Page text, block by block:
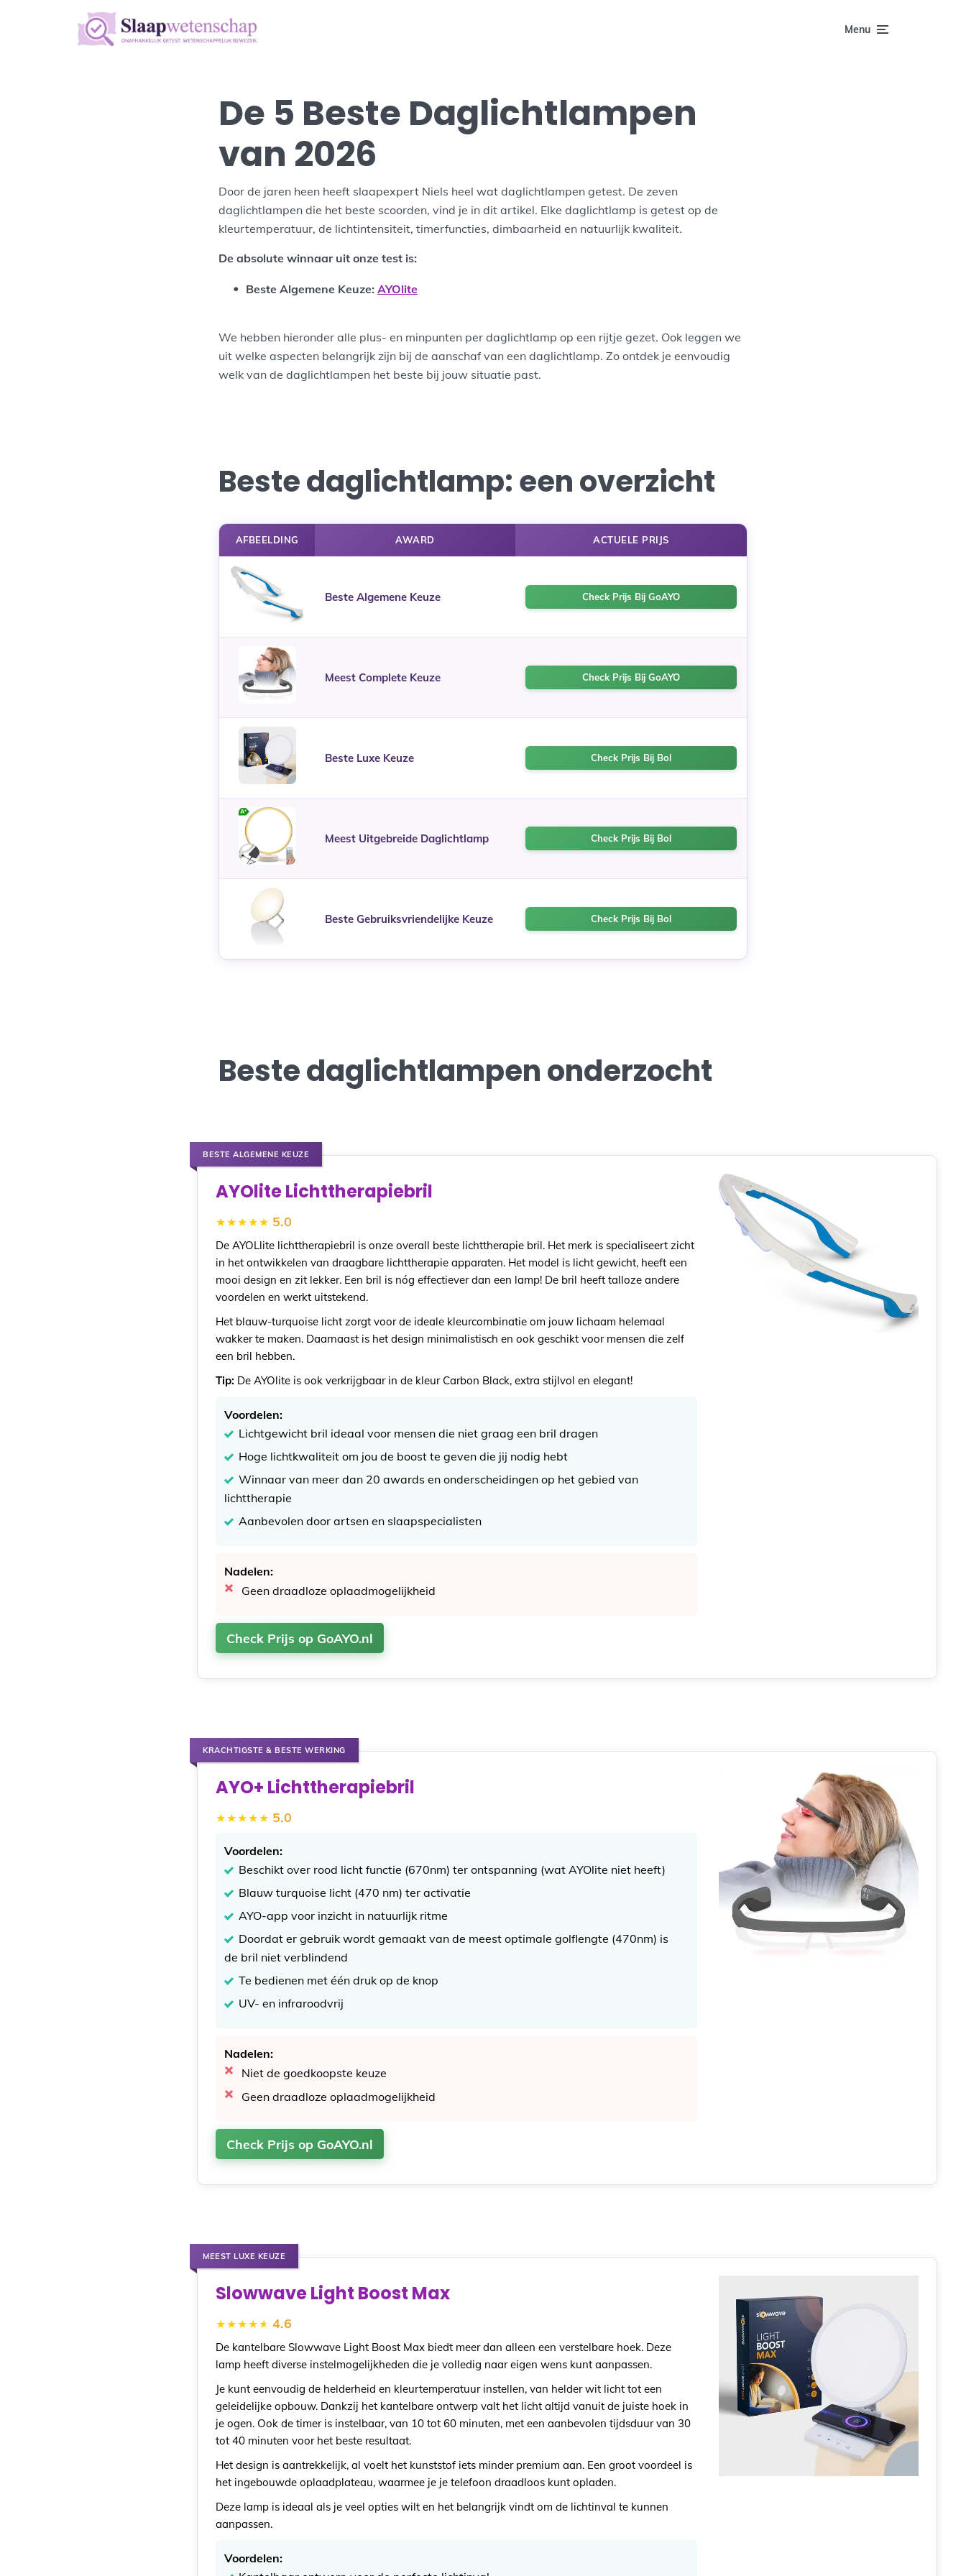
Menu
De 5 Beste Daglichtlampen
van 2026
Door de jaren heen heeft slaapexpert Niels heel wat daglichtlampen getest. De zeven
daglichtlampen die het beste scoorden, vind je in dit artikel. Elke daglichtlamp is getest op de
kleurtemperatuur, de lichtintensiteit, timerfuncties, dimbaarheid en natuurlijk kwaliteit.
De absolute winnaar uit onze test is:
Beste Algemene Keuze: AYOlite
We hebben hieronder alle plus- en minpunten per daglichtlamp op een rijtje gezet. Ook leggen we
uit welke aspecten belangrijk zijn bij de aanschaf van een daglichtlamp. Zo ontdek je eenvoudig
welk van de daglichtlampen het beste bij jouw situatie past.
Beste daglichtlamp: een overzicht
AFBEELDING AWARD ACTUELE PRIJS
Beste Algemene Keuze Check Prijs Bij GoAYO
Meest Complete Keuze Check Prijs Bij GoAYO
Beste Luxe Keuze Check Prijs Bij Bol
Meest Uitgebreide Daglichtlamp Check Prijs Bij Bol
Beste Gebruiksvriendelijke Keuze Check Prijs Bij Bol
Beste daglichtlampen onderzocht
BESTE ALGEMENE KEUZE
AYOlite Lichttherapiebril
5.0
De AYOLlite lichttherapiebril is onze overall beste lichttherapie bril. Het merk is specialiseert zicht
in het ontwikkelen van draagbare lichttherapie apparaten. Het model is licht gewicht, heeft een
mooi design en zit lekker. Een bril is nóg effectiever dan een lamp! De bril heeft talloze andere
voordelen en werkt uitstekend.
Het blauw-turquoise licht zorgt voor de ideale kleurcombinatie om jouw lichaam helemaal
wakker te maken. Daarnaast is het design minimalistisch en ook geschikt voor mensen die zelf
een bril hebben.
Tip: De AYOlite is ook verkrijgbaar in de kleur Carbon Black, extra stijlvol en elegant!
Voordelen:
Lichtgewicht bril ideaal voor mensen die niet graag een bril dragen
Hoge lichtkwaliteit om jou de boost te geven die jij nodig hebt
Winnaar van meer dan 20 awards en onderscheidingen op het gebied van
lichttherapie
Aanbevolen door artsen en slaapspecialisten
Nadelen:
Geen draadloze oplaadmogelijkheid
Check Prijs op GoAYO.nl
KRACHTIGSTE & BESTE WERKING
AYO+ Lichttherapiebril
5.0
Voordelen:
Beschikt over rood licht functie (670nm) ter ontspanning (wat AYOlite niet heeft)
Blauw turquoise licht (470 nm) ter activatie
AYO-app voor inzicht in natuurlijk ritme
Doordat er gebruik wordt gemaakt van de meest optimale golflengte (470nm) is
de bril niet verblindend
Te bedienen met één druk op de knop
UV- en infraroodvrij
Nadelen:
Niet de goedkoopste keuze
Geen draadloze oplaadmogelijkheid
Check Prijs op GoAYO.nl
MEEST LUXE KEUZE
Slowwave Light Boost Max
4.6
De kantelbare Slowwave Light Boost Max biedt meer dan alleen een verstelbare hoek. Deze
lamp heeft diverse instelmogelijkheden die je volledig naar eigen wens kunt aanpassen.
Je kunt eenvoudig de helderheid en kleurtemperatuur instellen, van helder wit licht tot een
geleidelijke opbouw. Dankzij het kantelbare ontwerp valt het licht altijd vanuit de juiste hoek in
je ogen. Ook de timer is instelbaar, van 10 tot 60 minuten, met een aanbevolen tijdsduur van 30
tot 40 minuten voor het beste resultaat.
Het design is aantrekkelijk, al voelt het kunststof iets minder premium aan. Een groot voordeel is
het ingebouwde oplaadplateau, waarmee je je telefoon draadloos kunt opladen.
Deze lamp is ideaal als je veel opties wilt en het belangrijk vindt om de lichtinval te kunnen
aanpassen.
Voordelen: